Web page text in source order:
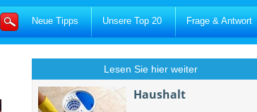
Neue Tipps Unsere Top 20 Frage & Antwort
Lesen Sie hier weiter
Haushalt